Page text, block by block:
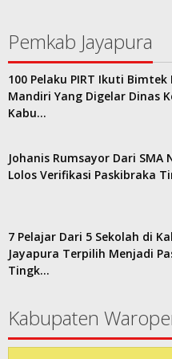
Pemkab Jayapura
100 Pelaku PIRT Ikuti Bimtek
Mandiri Yang Digelar Dinas
Kabu…
Johanis Rumsayor Dari SMA
Lolos Verifikasi Paskibraka
7 Pelajar Dari 5 Sekolah di
Jayapura Terpilih Menjadi
Tingk…
Kabupaten